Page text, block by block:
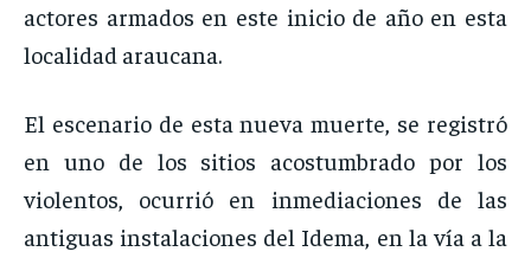
actores armados en este inicio de año en esta
localidad araucana.
El escenario de esta nueva muerte, se registró
en uno de los sitios acostumbrado por los
violentos, ocurrió en inmediaciones de las
antiguas instalaciones del Idema, en la vía a la